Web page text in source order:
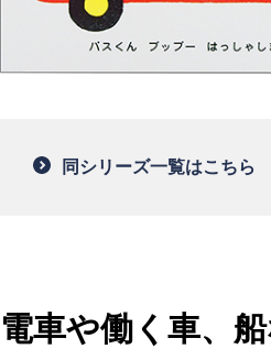
同シリーズ一覧はこちら
電車や働く車、